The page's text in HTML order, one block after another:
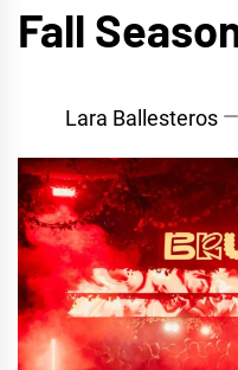
Fall
Lara Ballesteros